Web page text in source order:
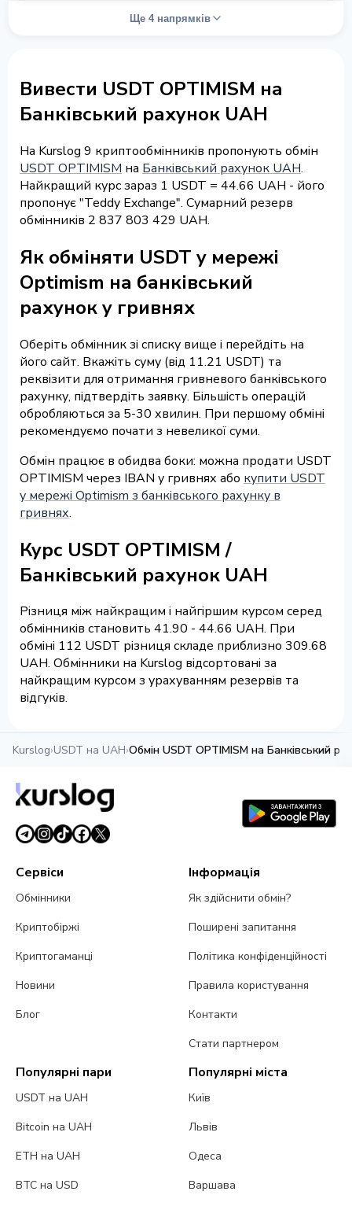
Ще 4 напрямків
Вивести USDT OPTIMISM на
Банківський рахунок UAH
На Kurslog 9 криптообмінників пропонують обмін
USDT OPTIMISM на Банківський рахунок UAH.
Найкращий курс зараз 1 USDT = 44.66 UAH - його
пропонує "Teddy Exchange". Сумарний резерв
обмінників 2 837 803 429 UAH.
Як обміняти USDT у мережі
Optimism на банківський
рахунок у гривнях
Оберіть обмінник зі списку вище і перейдіть на
його сайт. Вкажіть суму (від 11.21 USDT) та
реквізити для отримання гривневого банківського
рахунку, підтвердіть заявку. Більшість операцій
обробляються за 5-30 хвилин. При першому обміні
рекомендуємо почати з невеликої суми.
Обмін працює в обидва боки: можна продати USDT
OPTIMISM через IBAN у гривнях або купити USDT
у мережі Optimism з банківського рахунку в
гривнях.
Курс USDT OPTIMISM /
Банківський рахунок UAH
Різниця між найкращим і найгіршим курсом серед
обмінників становить 41.90 - 44.66 UAH. При
обміні 112 USDT різниця складе приблизно 309.68
UAH. Обмінники на Kurslog відсортовані за
найкращим курсом з урахуванням резервів та
відгуків.
Kurslog›USDT на UAH›Обмін USDT OPTIMISM на Банківський
Сервіси
Обмінники
Криптобіржі
Криптогаманці
Новини
Блог
Інформація
Як здійснити обмін?
Поширені запитання
Політика конфіденційності
Правила користування
Контакти
Стати партнером
Популярні пари
USDT на UAH
Bitcoin на UAH
ETH на UAH
BTC на USD
Популярні міста
Київ
Львів
Одеса
Варшава